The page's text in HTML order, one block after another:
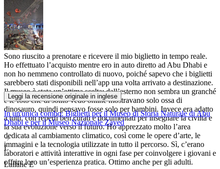
Sono riuscito a prenotare e ricevere il mio biglietto in tempo reale.
Ho effettuato l’acquisto mentre ero in auto diretto ad Abu Dhabi e
non ho nemmeno controllato di nuovo, poiché sapevo che i biglietti
sarebbero stati disponibili nell’app una volta arrivato a destinazione.
Il museo è stata un’ottima scelta: dall’esterno non sembra un granché
e le foto che di solito vedo online mostravano solo ossa di
dinosauro, quindi pensavo fosse solo per bambini. Invece era adatto
a tutti, con reperti ben curati e documentati per insegnare la civiltà e
la sua evoluzione verso il futuro. Ho apprezzato molto l’area
dedicata al cambiamento climatico, così come le opere d’arte, le
immagini e la tecnologia utilizzate in tutto il percorso. Sì, c’erano
laboratori e attività interattive in ogni fase per coinvolgere i giovani e
offrire loro un’esperienza pratica. Ottimo anche per gli adulti.
Leggi la recensione originale in inglese
In un'unica combo: Biglietti per il Museo di Storia Naturale di Abu
Dhabi e per il Museo Nazionale Zayed
L
Lailane E